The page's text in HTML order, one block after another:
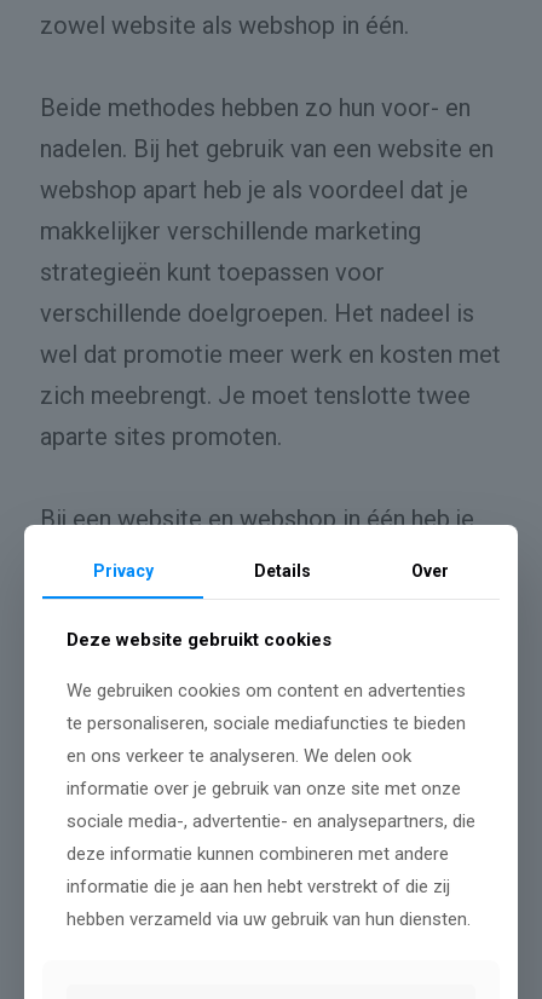
zowel website als webshop in één.
Beide methodes hebben zo hun voor- en
nadelen. Bij het gebruik van een website en
webshop apart heb je als voordeel dat je
makkelijker verschillende marketing
strategieën kunt toepassen voor
verschillende doelgroepen. Het nadeel is
wel dat promotie meer werk en kosten met
zich meebrengt. Je moet tenslotte twee
aparte sites promoten.
Bij een website en webshop in één heb je
één uitstraling waar je mee naar buiten
treedt. Ontwikkeling is meestal goedkoper
en daarnaast kun je effectief één website
promoten. Ook voor de zoekmachine
(SEO) is deze methode gewenster doordat
je autoriteit/populariteit opbouwt op één
domeinnaam in plaats van het te verdelen
bij een aparte webshop en website.
De keuze die je hiervoor maakt is
Privacy Details Over
Deze website gebruikt cookies
We gebruiken cookies om content en advertenties
te personaliseren, sociale mediafuncties te bieden
en ons verkeer te analyseren. We delen ook
informatie over je gebruik van onze site met onze
sociale media-, advertentie- en analysepartners, die
deze informatie kunnen combineren met andere
informatie die je aan hen hebt verstrekt of die zij
hebben verzameld via uw gebruik van hun diensten.